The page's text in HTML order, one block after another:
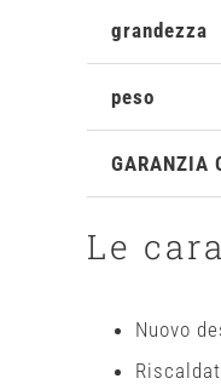
grandezza
peso
GARANZIA
Le
Nuovo